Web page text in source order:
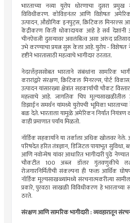
भारताच्या नव्या युरोप धोरणाचा दुसरा
विविधीकरण. कोविडनंतर आणि विशेषतः
उत्पादन, औद्योगिक इनपुट्स, क्रिटिकल मिनरल्स
केंद्रीकरण किती धोकादायक आहे हे सर्व
चीनऐवजी दुसऱ्यावर अवलंबित्व असा अरुंद
उभे करण्याचा प्रयत्न सुरू केला आहे. युरोप -
दृष्टीने भारतासाठी महत्वाचे भागीदार ठरतात.
नेदरलँड्ससोबत भारताने संबंधांना सामरिक
करारांद्वारे संरक्षण, क्रिटिकल मिनरल्स, पोर्ट
उत्पादन यांसारख्या क्षेत्रांत सहकार्याची चौकट
महत्त्वाचे आहे. जागतिक चिप मूल्यसाखळीतील
डिझाईन समर्थन यांमध्ये युरोपची भूमिका
बळ देते. भारताला यामुळे अमेरिकन निर्यात नियंत्रण
काही प्रमाणात पर्याय मिळतो.
नॉर्डिक सहकार्याने या तर्काला अधिक खोलवर नेले.
परिषदेत हरित तंत्रज्ञान, डिजिटल पायाभूत सुविधा,
आणि नवोन्मेष यांवर आधारित भागीदारी पुढे
चौकटीत 100 अब्ज डॉलर गुंतवणुकीचे
रोजगारनिर्मितीची संकल्पना ही फक्त आर्थिक
नॉर्डिक मूल्यसाखळ्यांमध्ये संरचनात्मकरीत्या
प्रकारे, पुरवठा साखळी विविधीकरण हे
ठरते.
संरक्षण आणि सामरिक भागीदारी : व्यवहारातून